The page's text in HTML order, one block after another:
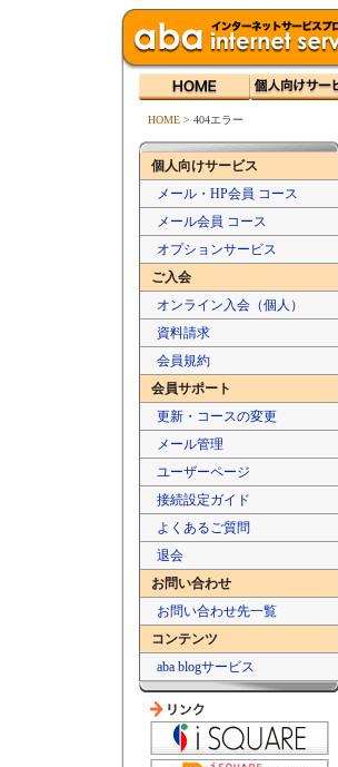
HOME > 404エラー
個人向けサービス
メール・HP会員 コース
メール会員 コース
オプションサービス
ご入会
オンライン入会（個人）
資料請求
会員規約
会員サポート
更新・コースの変更
メール管理
ユーザーページ
接続設定ガイド
よくあるご質問
退会
お問い合わせ
お問い合わせ先一覧
コンテンツ
aba blogサービス